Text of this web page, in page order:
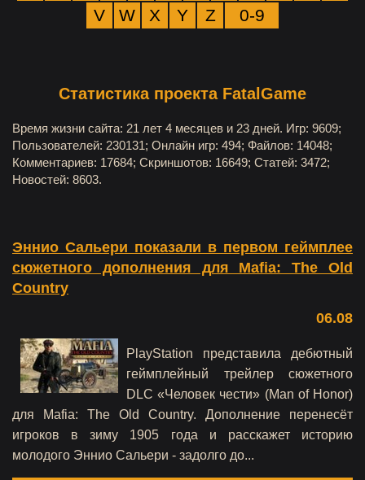
V
W X Y Z 0-9
Статистика проекта FatalGame
Время жизни сайта: 21 лет 4 месяцев и 23 дней. Игр: 9609;
Пользователей: 230131; Онлайн игр: 494; Файлов: 14048;
Комментариев: 17684; Скриншотов: 16649; Статей: 3472;
Новостей: 8603.
Эннио Сальери показали в первом геймплее
сюжетного дополнения для Mafia: The Old
Country
06.08
PlayStation представила дебютный
геймплейный трейлер сюжетного
DLC «Человек чести» (Man of Honor)
для Mafia: The Old Country. Дополнение перенесёт
игроков в зиму 1905 года и расскажет историю
молодого Эннио Сальери - задолго до...